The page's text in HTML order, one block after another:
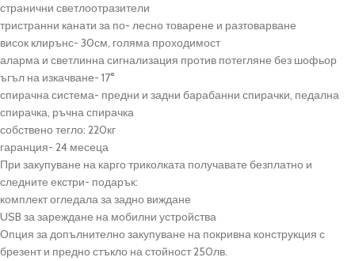
странични светлоотразители
тристранни канати за по- лесно товарене и разтоварване
висок клирънс- 30см, голяма проходимост
аларма и светлинна сигнализация против потегляне без шофьор
ъгъл на изкачване- 17°
спирачна система- предни и задни барабанни спирачки, педална
спирачка, ръчна спирачка
собствено тегло: 220кг
гаранция- 24 месеца
При закупуване на карго триколката получавате безплатно и
следните екстри- подарък:
комплект огледала за задно виждане
USB за зареждане на мобилни устройства
Опция за допълнително закупуване на покривна конструкция с
брезент и предно стъкло на стойност 250лв.